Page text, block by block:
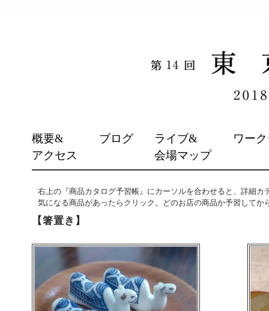
TO
CONTENT
概要&
アクセス
ブログ
ライブ&
会場マップ
ワー
右上の『商品カタログ予習帳』にカーソルを合わせると、詳細カ
気になる商品があったらクリック。どのお店の商品か予習してか
【箸置き】